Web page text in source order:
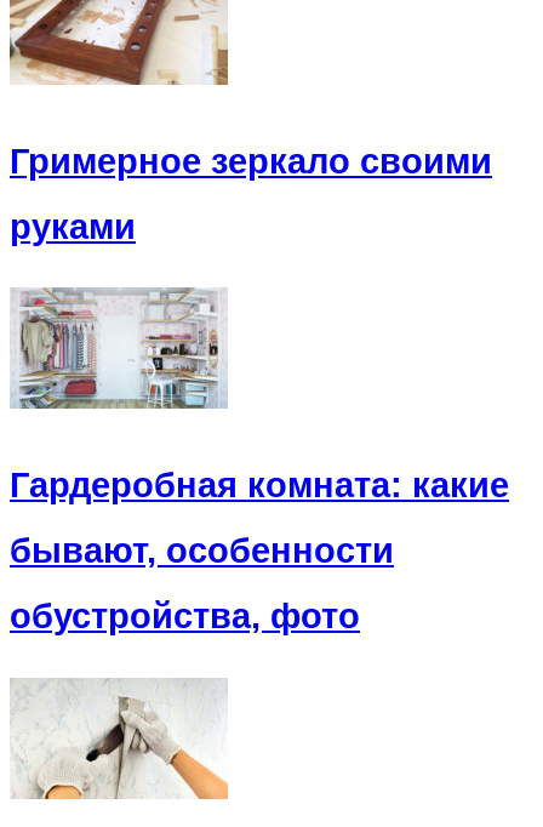
Гримерное зеркало своими
руками
Гардеробная комната: какие
бывают, особенности
обустройства, фото